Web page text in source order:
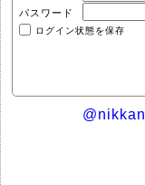
パスワード
ログイン状態を保存